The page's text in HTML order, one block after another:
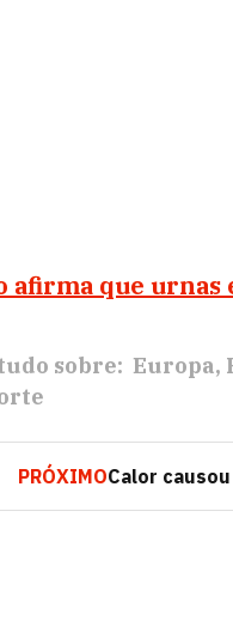
afirma que
sobre: Europa
PRÓXIMOCalor